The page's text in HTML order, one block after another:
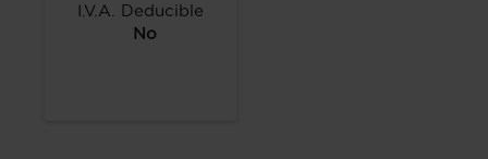
I.V.A. Deducible
No